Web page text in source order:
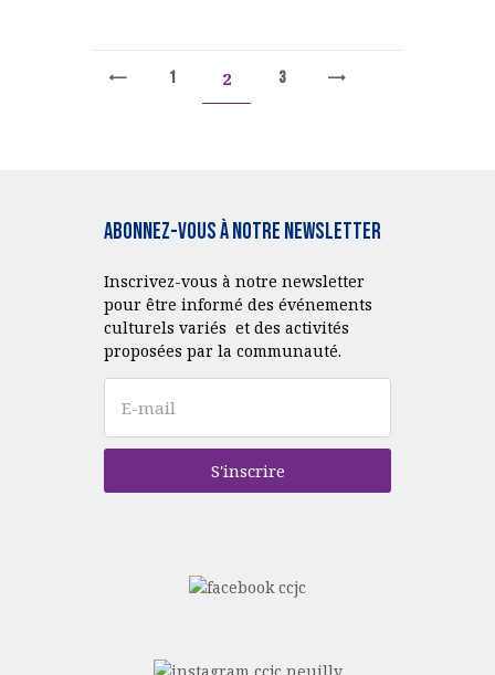
1 2 3
Abonnez-vous à notre Newsletter
Inscrivez-vous à notre newsletter
pour être informé des événements
culturels variés et des activités
proposées par la communauté.
S'inscrire